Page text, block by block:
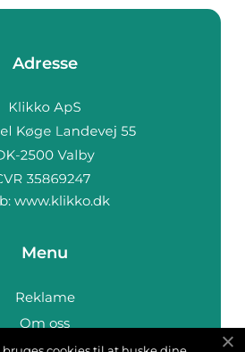
Adresse
www.klikko.dk
Menu
Reklame
Om oss